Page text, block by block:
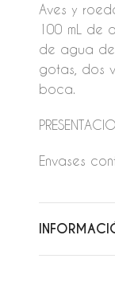
Aves y
100 mL de
de agua
gotas, dos
boca.
Envases